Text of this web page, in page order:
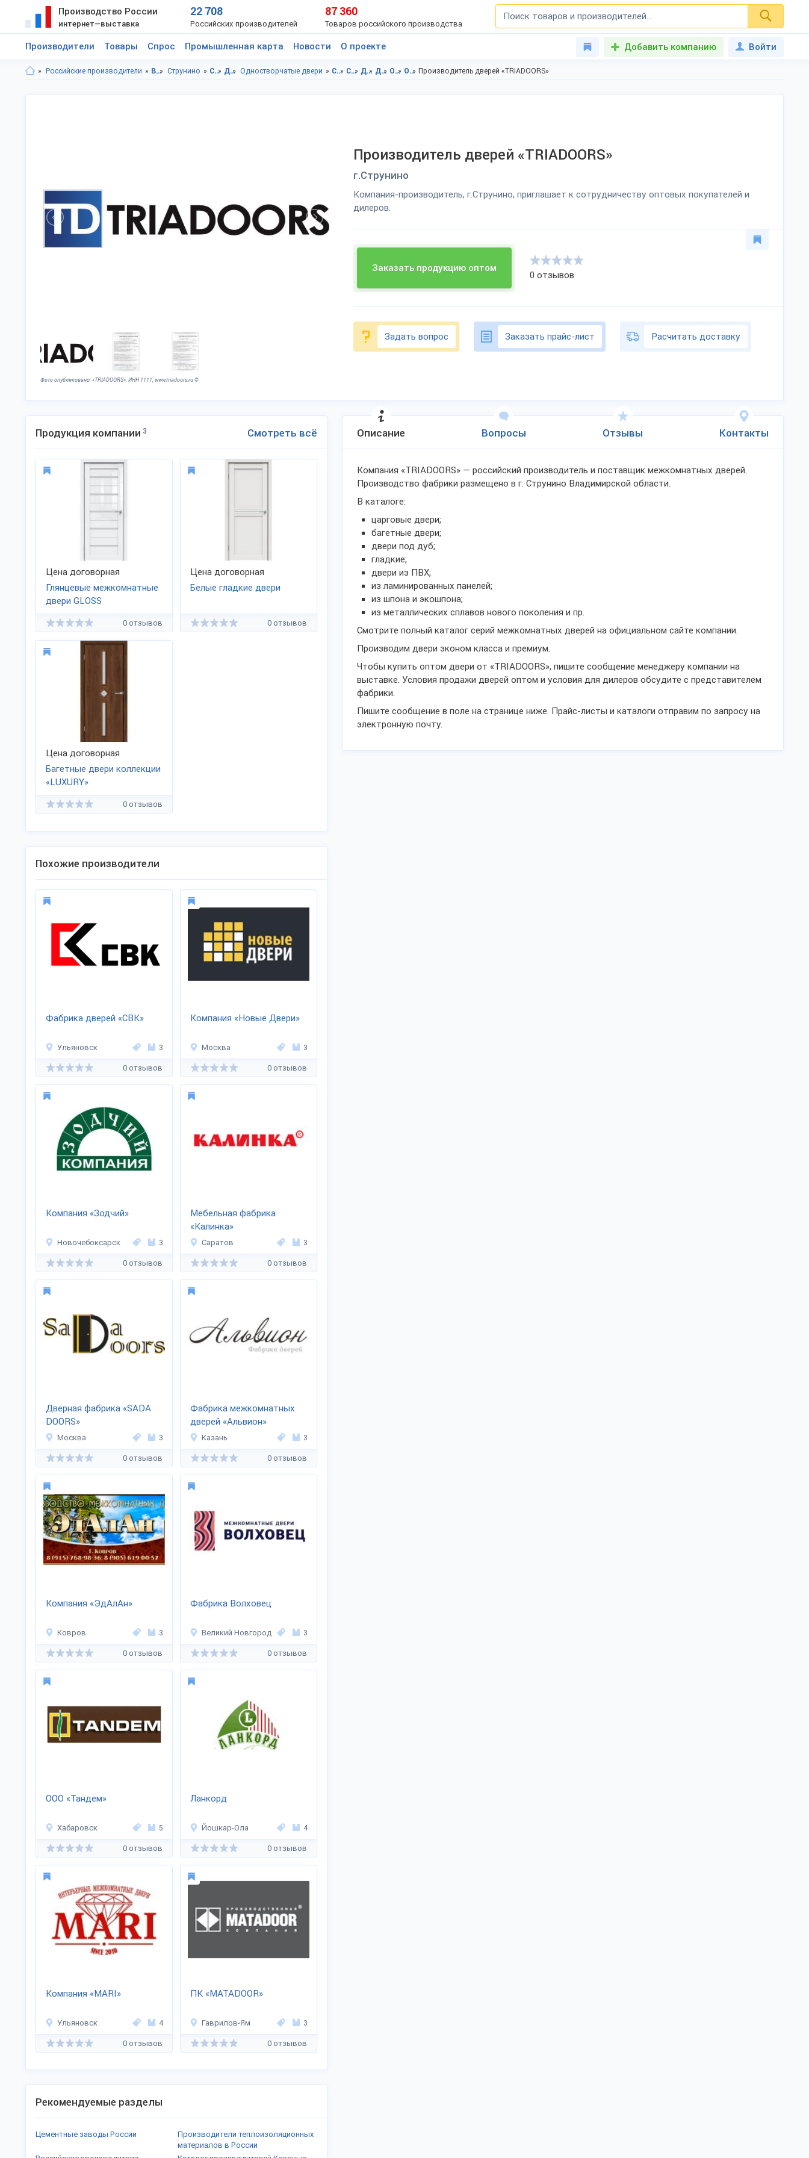
Производство России
интернет—выставка
22 708
Российских производителей
87 360
Товаров российского производства
Производители Товары Спрос Промышленная карта Новости О проекте Добавить компанию Войти
Российские производители Владимирская область Струнино Строительство и ремонт Двери Одностворчатые двери Строительство и ремонт в Владимирская область Строительство и ремонт в г.Струнино Двери в Владимирская область Двери в г.Струнино Одностворчатые двери в Владимирская область Одностворчатые двери в г.Струнино Производитель дверей «TRIADOORS»
Фото опубликовано: «TRIADOORS», ИНН 1111, www.triadoors.ru ©
Производитель дверей «TRIADOORS»
г.Струнино
Компания-производитель, г.Струнино, приглашает к сотрудничеству оптовых покупателей и
дилеров.
Заказать продукцию оптом
0 отзывов
Задать вопрос Заказать прайс-лист Расчитать доставку
Описание Вопросы Отзывы Контакты
Компания «TRIADOORS» — российский производитель и поставщик межкомнатных дверей.
Производство фабрики размещено в г. Струнино Владимирской области.
В каталоге:
царговые двери;
багетные двери;
двери под дуб;
гладкие;
двери из ПВХ;
из ламинированных панелей;
из шпона и экошпона;
из металлических сплавов нового поколения и пр.
Смотрите полный каталог серий межкомнатных дверей на официальном сайте компании.
Производим двери эконом класса и премиум.
Чтобы купить оптом двери от «TRIADOORS», пишите сообщение менеджеру компании на
выставке. Условия продажи дверей оптом и условия для дилеров обсудите с представителем
фабрики.
Пишите сообщение в поле на странице ниже. Прайс-листы и каталоги отправим по запросу на
электронную почту.
Продукция компании 3 Смотреть всё
Цена договорная
Глянцевые межкомнатные
двери GLOSS
0 отзывов
Цена договорная
Белые гладкие двери
0 отзывов
Цена договорная
Багетные двери коллекции
«LUXURY»
0 отзывов
Похожие производители
Фабрика дверей «СВК»
Ульяновск 3
0 отзывов
Компания «Новые Двери»
Москва 3
0 отзывов
Компания «Зодчий»
Новочебоксарск 3
0 отзывов
Мебельная фабрика
«Калинка»
Саратов 3
0 отзывов
Дверная фабрика «SADA
DOORS»
Москва 3
0 отзывов
Фабрика межкомнатных
дверей «Альвион»
Казань 3
0 отзывов
Компания «ЭдАлАн»
Ковров 3
0 отзывов
Фабрика Волховец
Великий Новгород 3
0 отзывов
ООО «Тандем»
Хабаровск 5
0 отзывов
Ланкорд
Йошкар-Ола 4
0 отзывов
Компания «MARI»
Ульяновск 4
0 отзывов
ПК «MATADOOR»
Гаврилов-Ям 3
0 отзывов
Рекомендуемые разделы
Цементные заводы России
Производители теплоизоляционных
материалов в России